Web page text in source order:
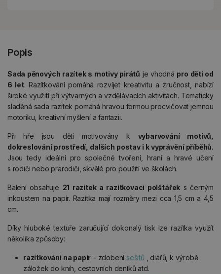
Popis
Sada pěnových razítek s motivy pirátů je vhodná pro děti od
6 let. Razítkování pomáhá rozvíjet kreativitu a zručnost, nabízí
široké využití při výtvarných a vzdělávacích aktivitách. Tematicky
sladěná sada razítek pomáhá hravou formou procvičovat jemnou
motoriku, kreativní myšlení a fantazii.
Při hře jsou děti motivovány k vybarvování motivů,
dokreslování prostředí, dalších postav i k vyprávění příběhů.
Jsou tedy ideální pro společné tvoření, hraní a hravé učení
s rodiči nebo prarodiči, skvělé pro použití ve školách.
Balení obsahuje 21 razítek a razítkovací polštářek s černým
inkoustem na papír. Razítka mají rozměry mezi cca 1,5 cm a 4,5
cm.
Díky hluboké textuře zaručující dokonalý tisk lze razítka využít
několika způsoby:
razítkování na papír – zdobení sešitů , diářů, k výrobě
záložek do knih, cestovních deníků atd.